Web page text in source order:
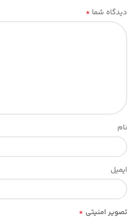
دیدگاه شما *
نام
ایمیل
تصویر امنیتی *